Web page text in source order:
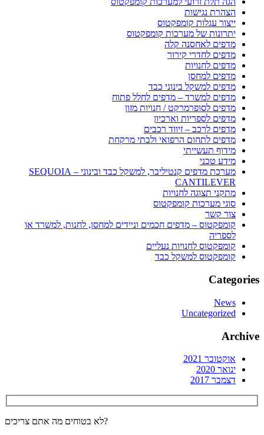
הצהרת נגישות
ייצור עגלות קומפקטוס
יתרונות של מערכות קומפקטוס
מדפים לאחסנה קלה
מדפים לחדרי קירור
מדפים לחנויות
מדפים למחסן
מדפים למשקל בינוני כבד
מדפים למשרד – מדפים לחלל פתוח
מדפים לסופרמרקט / חנויות מזון
מדפים לספריות וארכיון
מדפים לרכב – זיווד רכבים
מדפים לתחום הרפואי ולבתי מרקחת
מידוף תעשייתי
מידע טכני
מערכת מדפים קנטיליבר, למשקל כבד ובינוני – SEQUOIA
CANTILEVER
מתקני תצוגה לחנויות
סוגי מערכות קומפקטוס
צור קשר
קומפקטוס – מדפים חכמים וניידים למחסן, לחנות, למשרד או
לספריה
קומפקטוס לחנויות נעליים
קומפקטוס למשקל כבד
Categories
News
Uncategorized
Archive
אוקטובר 2021
ינואר 2020
דצמבר 2017
לא בטוחים מה אתם צריכים?